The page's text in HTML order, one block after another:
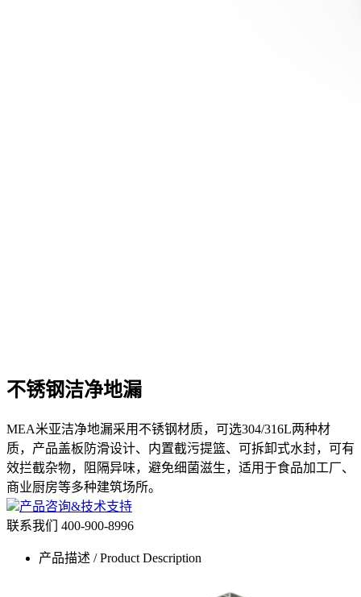
不锈钢洁净地漏
MEA米亚洁净地漏采用不锈钢材质，可选304/316L两种材
质，产品盖板防滑设计、内置截污提篮、可拆卸式水封，可有
效拦截杂物，阻隔异味，避免细菌滋生，适用于食品加工厂、
商业厨房等多种建筑场所。
产品咨询&技术支持
联系我们
400-900-8996
产品描述 / Product Description